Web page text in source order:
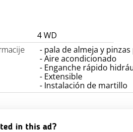
4 WD
- pala de almeja y
- Aire acondicionado
- Enganche rápido
- Extensible
- Instalación de martillo
in this ad?